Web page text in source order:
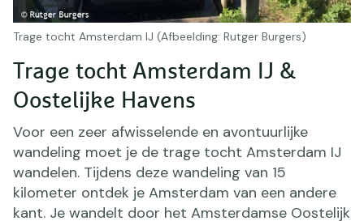
Trage tocht Amsterdam IJ &
Oostelijke Havens
Voor een zeer afwisselende en avontuurlijke
wandeling moet je de trage tocht Amsterdam IJ
wandelen. Tijdens deze wandeling van 15
kilometer ontdek je Amsterdam van een andere
kant. Je wandelt door het Amsterdamse Oostelijk
Trage tocht Amsterdam IJ (Afbeelding: Rutger Burgers)